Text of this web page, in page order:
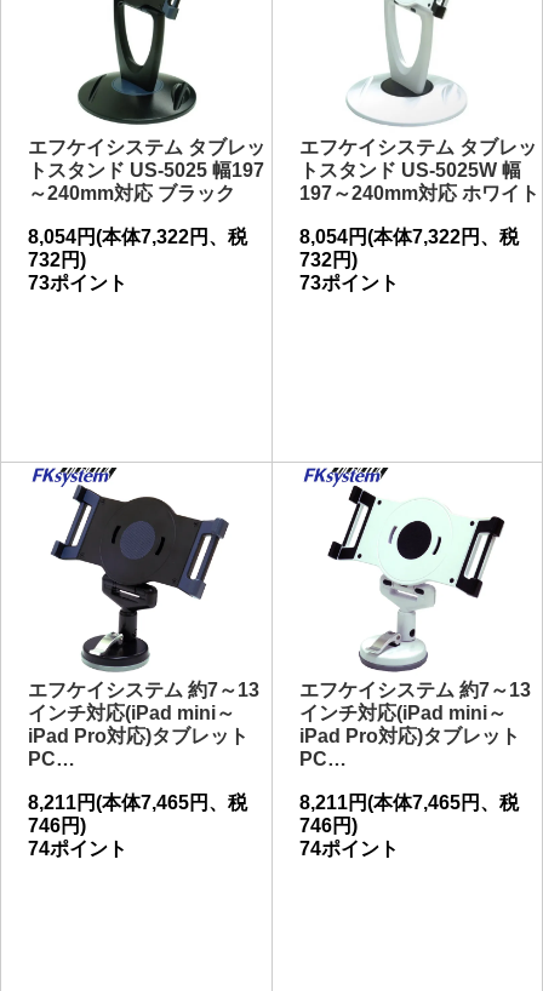
エフケイシステム タブレッ
トスタンド US-5025 幅197
～240mm対応 ブラック
8,054円(本体7,322円、税
732円)
73ポイント
エフケイシステム タブレッ
トスタンド US-5025W 幅
197～240mm対応 ホワイト
8,054円(本体7,322円、税
732円)
73ポイント
エフケイシステム 約7～13
インチ対応(iPad mini～
iPad Pro対応)タブレット
PC…
8,211円(本体7,465円、税
746円)
74ポイント
エフケイシステム 約7～13
インチ対応(iPad mini～
iPad Pro対応)タブレット
PC…
8,211円(本体7,465円、税
746円)
74ポイント